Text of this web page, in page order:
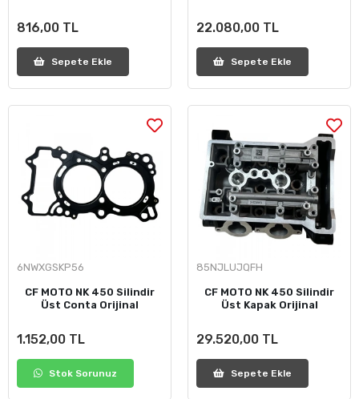
816,00 TL
Sepete Ekle
22.080,00 TL
Sepete Ekle
6NWXGSKP56
CF MOTO NK 450 Silindir
Üst Conta Orijinal
1.152,00 TL
Stok Sorunuz
85NJLUJQFH
CF MOTO NK 450 Silindir
Üst Kapak Orijinal
29.520,00 TL
Sepete Ekle